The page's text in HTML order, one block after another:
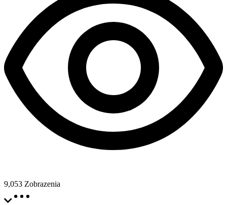
9,053 Zobrazenia